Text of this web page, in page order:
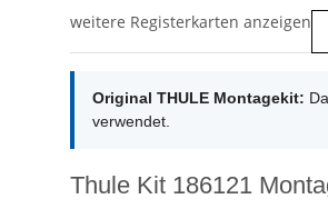
weitere Registerkarten anzeigen
Original THULE Montagekit:
verwendet.
Thule Kit 186121